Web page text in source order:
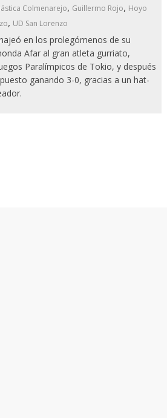
Colmenarejo, Guillermo Rojo, Hoyo
, UD San Lorenzo
en los prolegómenos de su
Afar al gran atleta gurriato,
Paralímpicos de Tokio, y después
ganando 3-0, gracias a un hat-